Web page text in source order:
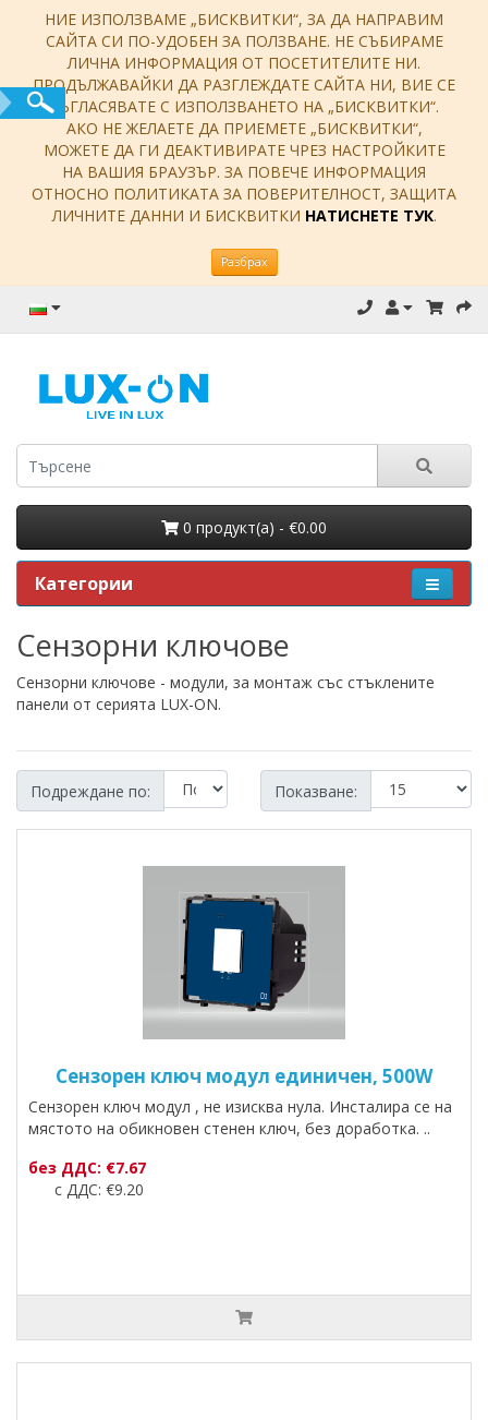
НИЕ ИЗПОЛЗВАМЕ „БИСКВИТКИ“, ЗА ДА НАПРАВИМ
САЙТА СИ ПО-УДОБЕН ЗА ПОЛЗВАНЕ. НЕ СЪБИРАМЕ
ЛИЧНА ИНФОРМАЦИЯ ОТ ПОСЕТИТЕЛИТЕ НИ.
ПРОДЪЛЖАВАЙКИ ДА РАЗГЛЕЖДАТЕ САЙТА НИ, ВИЕ СЕ
СЪГЛАСЯВАТЕ С ИЗПОЛЗВАНЕТО НА „БИСКВИТКИ“.
АКО НЕ ЖЕЛАЕТЕ ДА ПРИЕМЕТЕ „БИСКВИТКИ“,
МОЖЕТЕ ДА ГИ ДЕАКТИВИРАТЕ ЧРЕЗ НАСТРОЙКИТЕ
НА ВАШИЯ БРАУЗЪР. ЗА ПОВЕЧЕ ИНФОРМАЦИЯ
ОТНОСНО ПОЛИТИКАТА ЗА ПОВЕРИТЕЛНОСТ, ЗАЩИТА
ЛИЧНИТЕ ДАННИ И БИСКВИТКИ НАТИСНЕТЕ ТУК.
Разбрах
0 продукт(a) - €0.00
Категории
Сензорни ключове
Сензорни ключове - модули, за монтаж със стъклените
панели от серията LUX-ON.
Подреждане по: Показване:
Сензорен ключ модул единичен, 500W
Сензорен ключ модул , не изисква нула. Инсталира се на
мястото на обикновен стенен ключ, без доработка. ..
без ДДС: €7.67
с ДДС: €9.20